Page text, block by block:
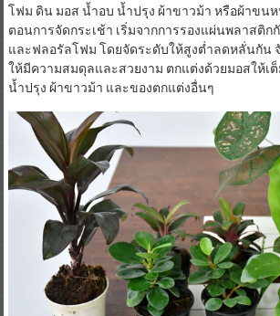
โฟม ดิน มอส น้ำอบ น้ำปรุง ผ้าขาวม้า หรือผ้าขน
ตอนการจัดกระเช้า เริ่มจากการรองแผ่นพลาสติ
และฟลอรัลโฟม โดยจัดระดับให้สูงต่ำลดหลั่นกัน
ให้มีความสมดุลและสวยงาม ตกแต่งด้วยมอสให้เ
น้ำปรุง ผ้าขาวม้า และของตกแต่งอื่นๆ